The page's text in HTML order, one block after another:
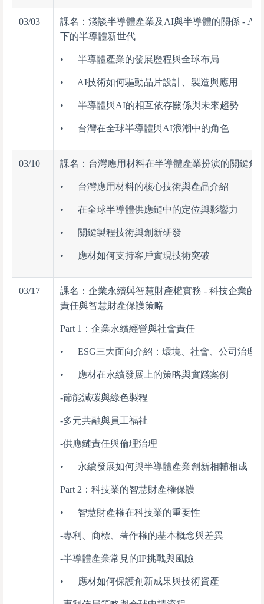
03/03
課名：淺談半導體產業及AI與半導體的關係 - AI
下的半導體新世代
• 半導體產業的發展歷程與全球布局
• AI技術如何驅動晶片設計、製造與應用
• 半導體與AI的相互依存關係與未來趨勢
• 台灣在全球半導體與AI浪潮中的角色
03/10 課名：台灣應用材料在半導體產業扮演的關鍵角
• 台灣應用材料的核心技術與產品介紹
• 在全球半導體供應鏈中的定位與影響力
• 關鍵製程技術與創新研發
• 應材如何支持客戶實現技術突破
03/17
課名：企業永續與智慧財產權實務 - 科技企業的
責任與智慧財產保護策略
Part 1：企業永續經營與社會責任
• ESG三大面向介紹：環境、社會、公司治理
• 應材在永續發展上的策略與實踐案例
-節能減碳與綠色製程
-多元共融與員工福祉
-供應鏈責任與倫理治理
• 永續發展如何與半導體產業創新相輔相成
Part 2：科技業的智慧財產權保護
• 智慧財產權在科技業的重要性
-專利、商標、著作權的基本概念與差異
-半導體產業常見的IP挑戰與風險
• 應材如何保護創新成果與技術資產